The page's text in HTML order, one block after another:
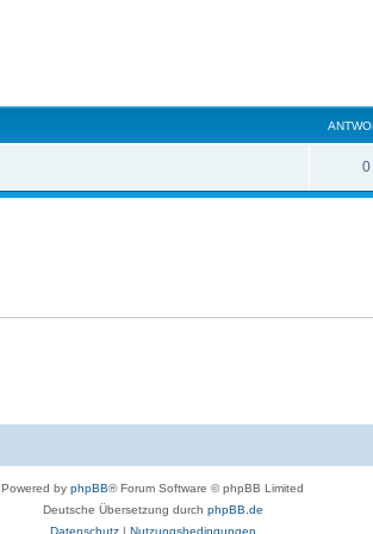
0
Powered by phpBB® Forum Software © phpBB Limited
Deutsche Übersetzung durch phpBB.de
Datenschutz| Nutzungsbedingungen